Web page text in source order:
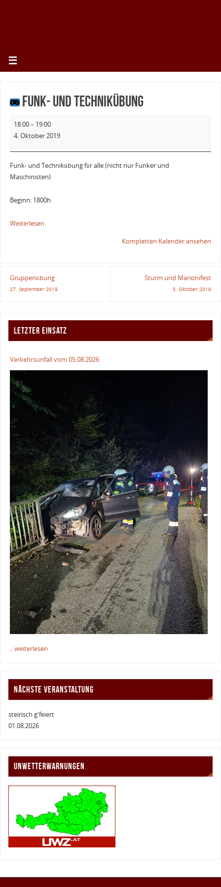
Funk- und Technikübung
18:00– 19:00
4. Oktober 2019
Funk- und Technikübung für alle (nicht nur Funker und
Maschinisten)
Beginn: 1800h
Weiterlesen
Kompletten Kalender ansehen
Gruppenübung
27. September 2019
Sturm und Marionifest
5. Oktober 2019
LETZTER EINSATZ
Verkehrsunfall vom 05.08.2026
... weiterlesen
NÄCHSTE VERANSTALTUNG
steirisch g'feiert
01.08.2026
UNWETTERWARNUNGEN